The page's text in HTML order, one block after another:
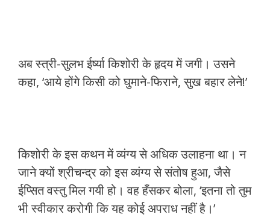
अब स्त्री-सुलभ ईर्ष्या किशोरी के हृदय में जगी। उसने
कहा, ‘आये होंगे किसी को घुमाने-फिराने, सुख बहार लेने!’
किशोरी के इस कथन में व्यंग्य से अधिक उलाहना था। न
जाने क्यों श्रीचन्द्र को इस व्यंग्य से संतोष हुआ, जैसे
ईप्सित वस्तु मिल गयी हो। वह हँसकर बोला, ‘इतना तो तुम
भी स्वीकार करोगी कि यह कोई अपराध नहीं है।’